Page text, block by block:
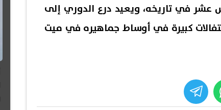
عشر في تاريخه، ويعيد درع الدوري إلى
كبيرة في أوساط جماهيره في ميت